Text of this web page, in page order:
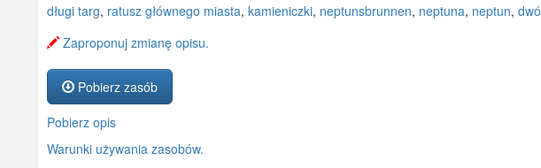
długi targ, ratusz głównego miasta, kamieniczki, neptunsbrunnen, neptuna, neptun,
Zaproponuj zmianę opisu.
Pobierz zasób
Pobierz opis
Warunki używania zasobów.